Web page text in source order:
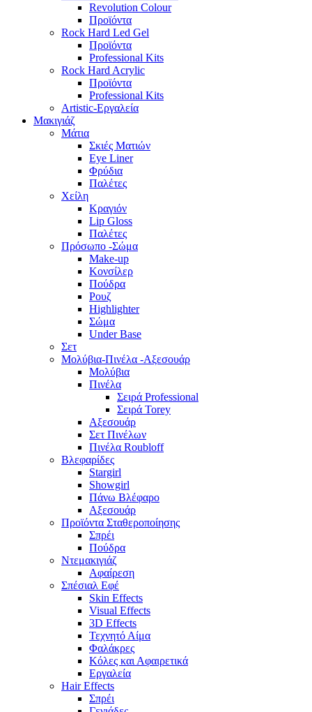
Revolution Colour
Προϊόντα
Rock Hard Led Gel
Προϊόντα
Professional Kits
Rock Hard Acrylic
Προϊόντα
Professional Kits
Artistic-Εργαλεία
Μακιγιάζ
Μάτια
Σκιές Ματιών
Eye Liner
Φρύδια
Παλέτες
Χείλη
Κραγιόν
Lip Gloss
Παλέτες
Πρόσωπο -Σώμα
Make-up
Κονσίλερ
Πούδρα
Ρουζ
Highlighter
Σώμα
Under Base
Σετ
Μολύβια-Πινέλα -Αξεσουάρ
Μολύβια
Πινέλα
Σειρά Professional
Σειρά Torey
Αξεσουάρ
Σετ Πινέλων
Πινέλα Roubloff
Βλεφαρίδες
Stargirl
Showgirl
Πάνω Βλέφαρο
Αξεσουάρ
Προϊόντα Σταθεροποίησης
Σπρέι
Πούδρα
Ντεμακιγιάζ
Αφαίρεση
Σπέσιαλ Εφέ
Skin Effects
Visual Effects
3D Effects
Τεχνητό Αίμα
Φαλάκρες
Κόλες και Αφαιρετικά
Εργαλεία
Hair Effects
Σπρέι